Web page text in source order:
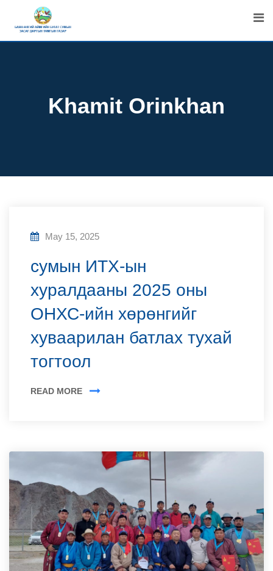
content
Khamit Orinkhan
May 15, 2025
сумын ИТХ-ын
хуралдааны 2025 оны
ОНХС-ийн хөрөнгийг
хуваарилан батлах тухай
тогтоол
READ MORE